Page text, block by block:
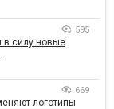
595
в силу новые
669
логотипы